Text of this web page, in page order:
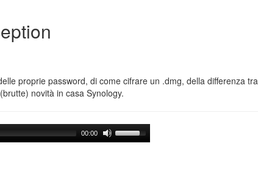
proprie password, di come cifrare un .dmg, della differenza tra
novità in casa Synology.
00:00